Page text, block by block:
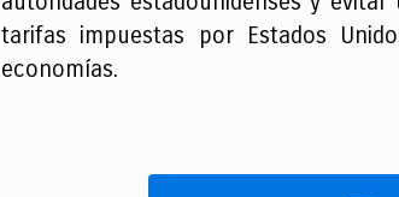
tarifas impuestas por Estados
economías.